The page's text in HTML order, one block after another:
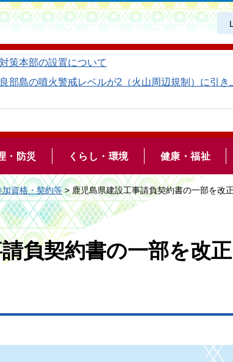
策本部の設置について
部島の噴火警戒レベルが2（火山周辺規制）に引き
・防災 くらし・環境 健康・福祉
加資格・契約等> 鹿児島県建設工事請負契約書の一部を改
負契約書の一部を改